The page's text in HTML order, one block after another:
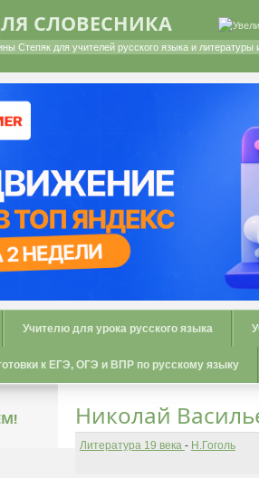
СЛОВЕСНИКА
Степяк для учителей русского языка и литературы
Учителю для урока русского языка
к ЕГЭ, ОГЭ и ВПР по русскому языку
Николай
Литература 19 века - Н.Гоголь